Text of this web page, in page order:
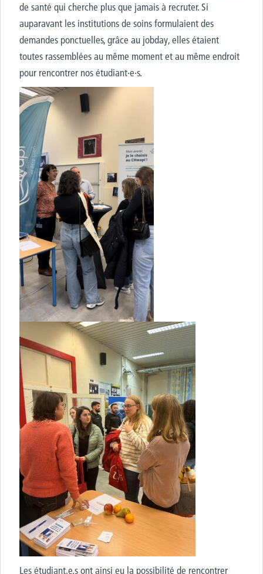
de santé qui cherche plus que jamais à recruter. Si
auparavant les institutions de soins formulaient des
demandes ponctuelles, grâce au jobday, elles étaient
toutes rassemblées au même moment et au même endroit
pour rencontrer nosétudiant·e·s.
Lesétudiant.e.sont ainsi eu la possibilité de rencontrer